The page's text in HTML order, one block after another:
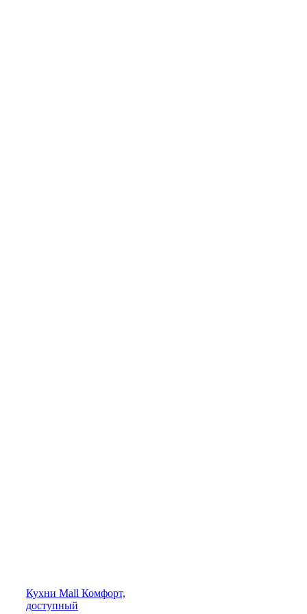
Кухни Mall Комфорт,
доступный